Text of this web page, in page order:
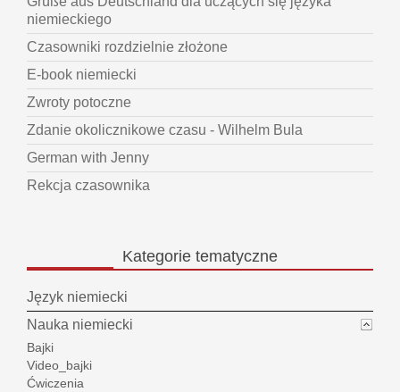
niemieckiego
Czasowniki rozdzielnie złożone
E-book niemiecki
Zwroty potoczne
Zdanie okolicznikowe czasu - Wilhelm Bula
German with Jenny
Rekcja czasownika
Kategorie tematyczne
Język niemiecki
Nauka niemiecki
Bajki
Video_bajki
Ćwiczenia